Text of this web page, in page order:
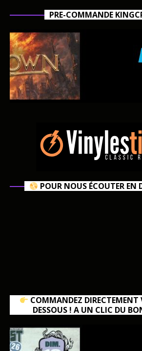
PRE-COMMANDE
POUR NOUS ÉCOUTER EN
COMMANDEZ DIRECTEMENT
DESSOUS ! A UN CLIC DU